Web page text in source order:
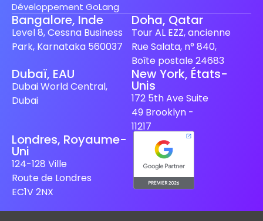
Développement GoLang
Bangalore, Inde
Level 8, Cessna Business
Park, Karnataka 560037
Doha, Qatar
Tour AL EZZ, ancienne
Rue Salata, n° 840,
Boîte postale 24683
Dubaï, EAU
Dubai World Central,
Dubai
New York, États-
Unis
172 5th Ave Suite
49 Brooklyn -
11217
Londres, Royaume-
Uni
124-128 Ville
Route de Londres
EC1V 2NX
German
Japanese
Dutch
Spanish (Spain)